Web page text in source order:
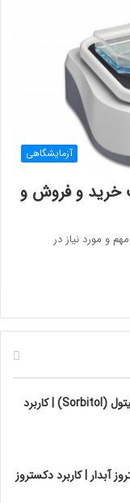
آزمایشگاهی
خرید و فروش و
و مورد نیاز در
قیمت فروش و خرید سوربیتول (Sorbitol) | کاربرد
| کاربرد دکستروز